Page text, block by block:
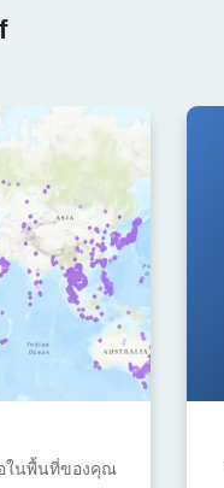
ในพื้นที่ของคุณ